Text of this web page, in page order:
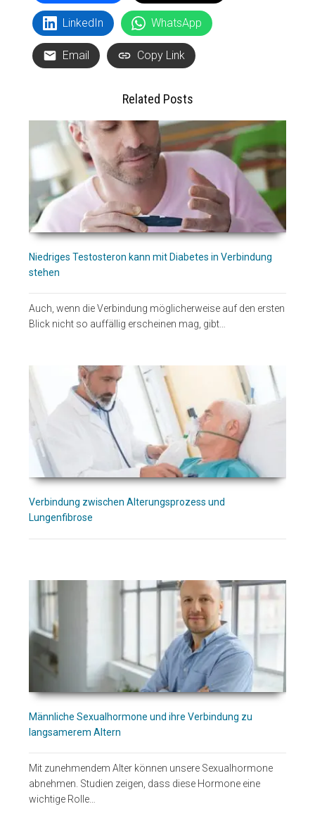
LinkedIn WhatsApp
Email Copy Link
Related Posts
Niedriges Testosteron kann mit Diabetes in Verbindung
stehen
Auch, wenn die Verbindung möglicherweise auf den ersten
Blick nicht so auffällig erscheinen mag, gibt…
Verbindung zwischen Alterungsprozess und
Lungenfibrose
Männliche Sexualhormone und ihre Verbindung zu
langsamerem Altern
Mit zunehmendem Alter können unsere Sexualhormone
abnehmen. Studien zeigen, dass diese Hormone eine
wichtige Rolle…